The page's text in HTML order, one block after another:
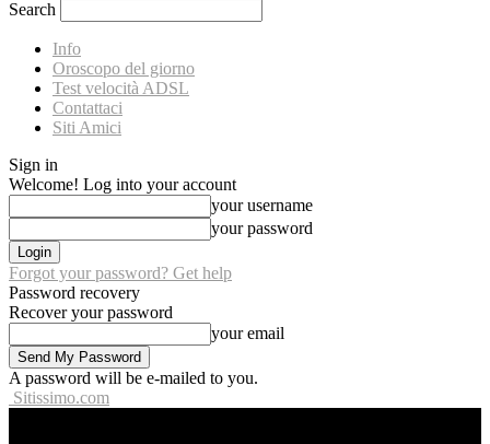
Search
Info
Oroscopo del giorno
Test velocità ADSL
Contattaci
Siti Amici
Sign in
Welcome! Log into your account
your username
your password
Forgot your password? Get help
Password recovery
Recover your password
your email
A password will be e-mailed to you.
Sitissimo.com